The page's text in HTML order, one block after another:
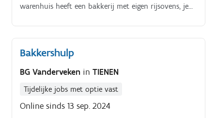
warenhuis heeft een bakkerij met eigen rijsovens, je
van het deeg. In deze functie doe je enkel bakkerij, je
zal geen andere taken uitvoeren in de winkel Heb jij
al een 1ste ervaring in een bakkerijomgeving en ben
niet en solliciteer vandaag nog met jouw CV.
Bakkershulp
BG Vanderveken in TIENEN
Tijdelijke jobs met optie vast
Online sinds 13 sep. 2024